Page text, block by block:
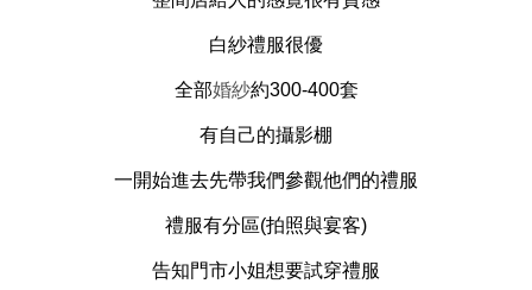
白紗禮服很優
全部婚紗約300-400套
有自己的攝影棚
一開始進去先帶我們參觀他們的禮服
禮服有分區(拍照與宴客)
告知門市小姐想要試穿禮服